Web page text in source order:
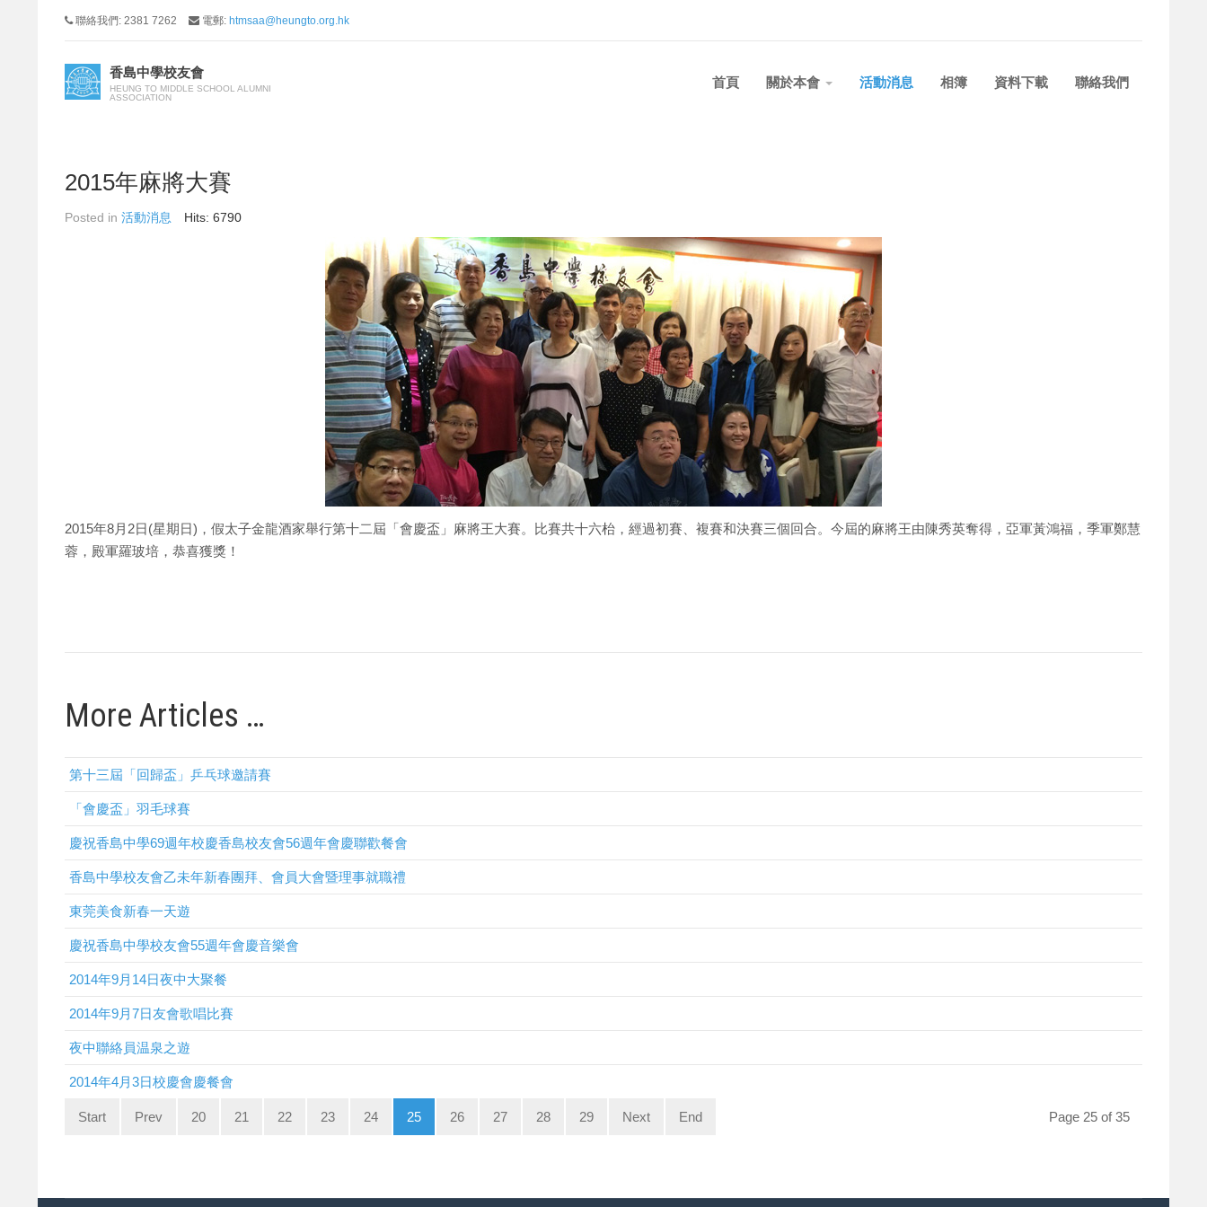
聯絡我們: 2381 7262 電郵: htmsaa@heungto.org.hk
香島中學校友會
HEUNG TO MIDDLE SCHOOL ALUMNI
ASSOCIATION
首頁 關於本會 活動消息 相簿 資料下載 聯絡我們
2015年麻將大賽
Posted in 活動消息 Hits: 6790
2015年8月2日(星期日)，假太子金龍酒家舉行第十二屆「會慶盃」麻將王大賽。比賽共十六枱，經過初賽、複賽和決賽三個回合。今屆的麻將王由陳秀英奪得，亞軍黃鴻福，季軍鄭慧
蓉，殿軍羅玻培，恭喜獲獎！
More Articles …
第十三屆「回歸盃」乒乓球邀請賽
「會慶盃」羽毛球賽
慶祝香島中學69週年校慶香島校友會56週年會慶聯歡餐會
香島中學校友會乙未年新春團拜、會員大會暨理事就職禮
東莞美食新春一天遊
慶祝香島中學校友會55週年會慶音樂會
2014年9月14日夜中大聚餐
2014年9月7日友會歌唱比賽
夜中聯絡員温泉之遊
2014年4月3日校慶會慶餐會
Page 25 of 35
Start Prev 20 21 22 23 24 25 26 27 28 29 Next End